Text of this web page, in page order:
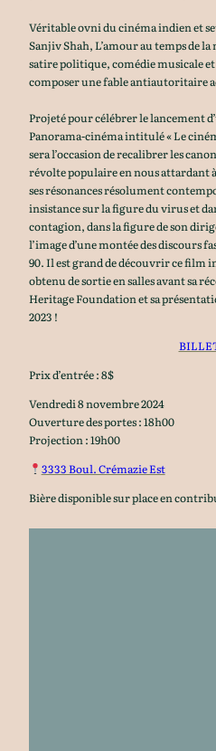
Véritable ovni du cinéma indien et
Sanjiv Shah, L’amour au temps de
satire politique, comédie musicale
composer une fable antiautoritaire
Projeté pour célébrer le lancement
Panorama-cinéma intitulé « Le
sera l’occasion de recalibrer les
révolte populaire en nous attardant
ses résonances résolument
insistance sur la figure du virus et
contagion, dans la figure de son
l’image d’une montée des discours
90. Il est grand de découvrir ce film
obtenu de sortie en salles avant sa
Heritage Foundation et sa
2023 !
Prix d’entrée : 8$
Vendredi 8 novembre 2024
Ouverture des portes : 18h00
Projection : 19h00
3333 Boul. Crémazie Est
Bière disponible sur place en